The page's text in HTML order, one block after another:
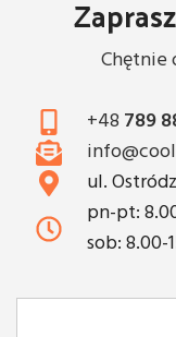
Chętnie
+48 789
ul.
pn-pt:
sob: 8.00-